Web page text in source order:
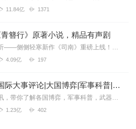
11.84亿 1371
簪行》原著小说，精品有声剧
——立即收听——侧侧轻寒新作《司南》重磅上线！【强烈推荐】电视剧《青簪行》原著小说存在于盛世大唐的爱恨情仇在各种匪夷所思的悬案尽头真相足以倾覆整个大唐王朝【内...
4.09亿 197
音频版：国际大事评论|大国博弈|军事科普|科技讲解
最新国际资讯，带你了解各国博弈，军事科普，武器博览。本专辑为听风的蚕原创专辑，本专辑将为您介绍军事科普和国际动态和热点大事，通过独家解读，为您理清热点之下的脉络...
1.23亿 402